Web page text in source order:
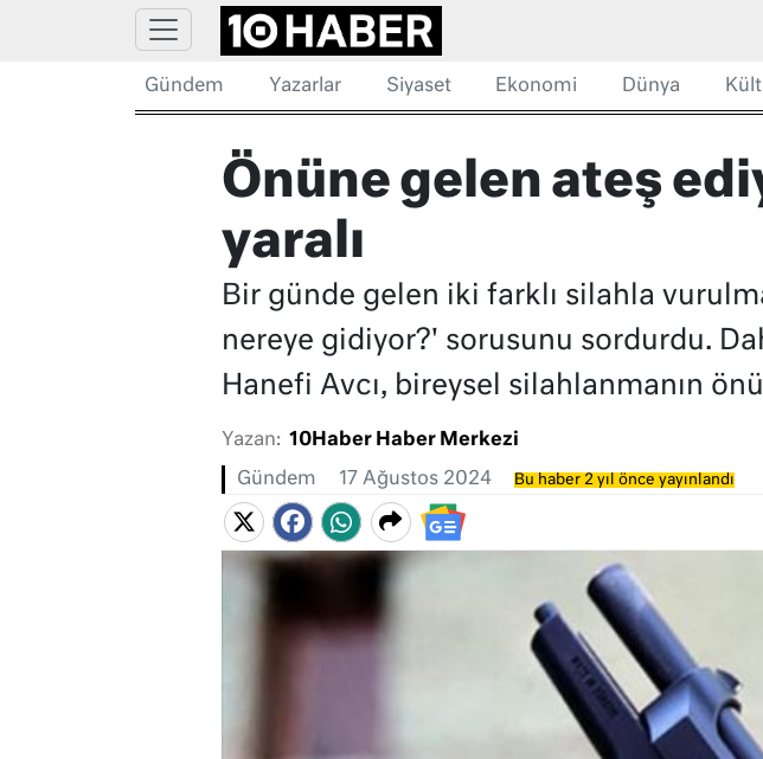
Gündem Yazarlar Siyaset Ekonomi Dünya
Önüne gelen ateş
yaralı
Bir günde gelen iki farklı silahla
nereye gidiyor?' sorusunu sordurdu.
Hanefi Avcı, bireysel silahlanmanın
Yazan: 10Haber Haber Merkezi
Gündem 17 Ağustos 2024 Bu haber 2 yıl önce yayınlandı